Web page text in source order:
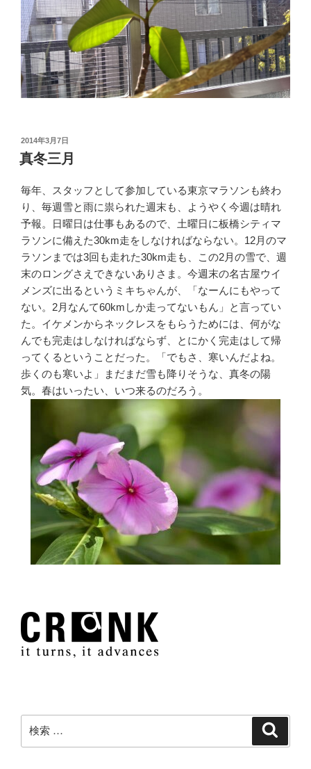
投
稿
日:
2014年3月7日
真冬三月
毎年、スタッフとして参加している東京マラソンも終わ
り、毎週雪と雨に祟られた週末も、ようやく今週は晴れ
予報。日曜日は仕事もあるので、土曜日に板橋シティマ
ラソンに備えた30km走をしなければならない。12月のマ
ラソンまでは3回も走れた30km走も、この2月の雪で、週
末のロングさえできないありさま。今週末の名古屋ウイ
メンズに出るというミキちゃんが、「なーんにもやって
ない。2月なんて60kmしか走ってないもん」と言ってい
た。イケメンからネックレスをもらうためには、何がな
んでも完走はしなければならず、とにかく完走はして帰
ってくるということだった。「でもさ、寒いんだよね。
歩くのも寒いよ」まだまだ雪も降りそうな、真冬の陽
気。春はいったい、いつ来るのだろう。
索: